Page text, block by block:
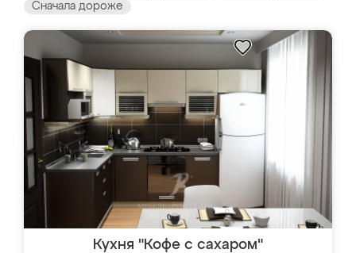
Сначала дороже
Кухня "Кофе с сахаром"